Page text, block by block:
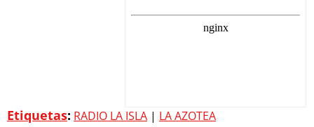
Etiquetas: RADIO LA ISLA | LA AZOTEA